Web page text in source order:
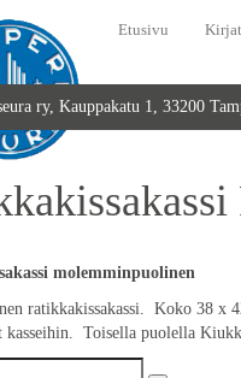
Etusivu Kirjat
ry, Kauppakatu 1, 33200
molemminpuolinen
ratikkakissakassi. Koko 38 x
kasseihin. Toisella puolella